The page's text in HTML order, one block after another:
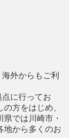
外からもご利
に行ってお
方をはじめ、
県では川崎市・
地から多くのお